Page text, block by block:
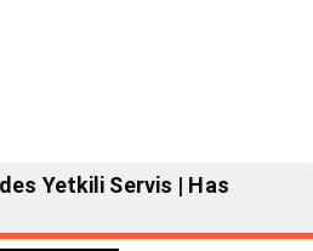
Yetkili Servis | Has